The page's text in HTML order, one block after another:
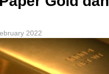
2022